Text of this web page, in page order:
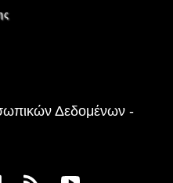
Δεδομένων -